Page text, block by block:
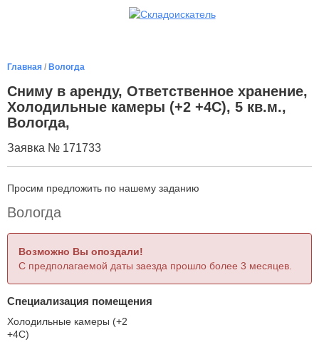
Главная / Вологда
Сниму в аренду, Ответственное хранение,
Холодильные камеры (+2 +4С), 5 кв.м.,
Вологда,
Заявка № 171733
Просим предложить по нашему заданию
Вологда
Возможно Вы опоздали!
С предполагаемой даты заезда прошло более 3 месяцев.
Специализация помещения
Холодильные камеры (+2
+4С)